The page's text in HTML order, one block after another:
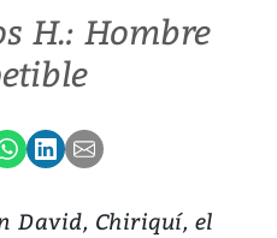
H.: Hombre
David, Chiriquí, el